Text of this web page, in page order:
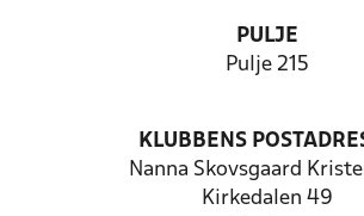
PULJE
Pulje 215
KLUBBENS
Nanna Skovsgaard
Kirkedalen 49